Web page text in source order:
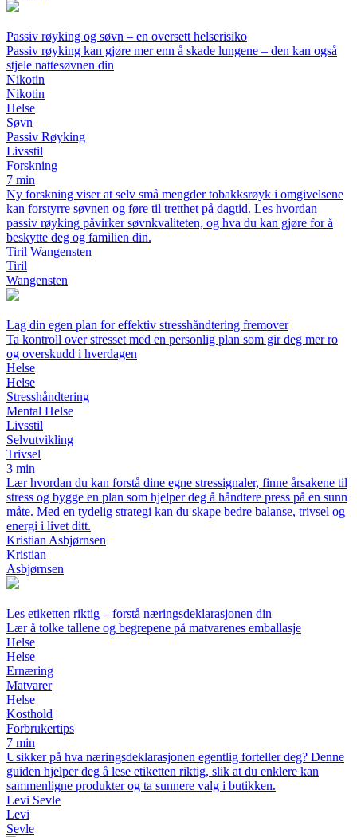
Passiv røyking og søvn – en oversett helserisiko
Passiv røyking kan gjøre mer enn å skade lungene – den kan også
stjele nattesøvnen din
Nikotin
Nikotin
Helse
Søvn
Passiv Røyking
Livsstil
Forskning
7 min
Ny forskning viser at selv små mengder tobakksrøyk i omgivelsene
kan forstyrre søvnen og føre til tretthet på dagtid. Les hvordan
passiv røyking påvirker søvnkvaliteten, og hva du kan gjøre for å
beskytte deg og familien din.
Tiril Wangensten
Tiril
Wangensten
Lag din egen plan for effektiv stresshåndtering fremover
Ta kontroll over stresset med en personlig plan som gir deg mer ro
og overskudd i hverdagen
Helse
Helse
Stresshåndtering
Mental Helse
Livsstil
Selvutvikling
Trivsel
3 min
Lær hvordan du kan forstå dine egne stressignaler, finne årsakene til
stress og bygge en plan som hjelper deg å håndtere press på en sunn
måte. Med en tydelig strategi kan du skape bedre balanse, trivsel og
energi i livet ditt.
Kristian Asbjørnsen
Kristian
Asbjørnsen
Les etiketten riktig – forstå næringsdeklarasjonen din
Lær å tolke tallene og begrepene på matvarenes emballasje
Helse
Helse
Ernæring
Matvarer
Helse
Kosthold
Forbrukertips
7 min
Usikker på hva næringsdeklarasjonen egentlig forteller deg? Denne
guiden hjelper deg å lese etiketten riktig, slik at du enklere kan
sammenligne produkter og ta sunnere valg i butikken.
Levi Sevle
Levi
Sevle